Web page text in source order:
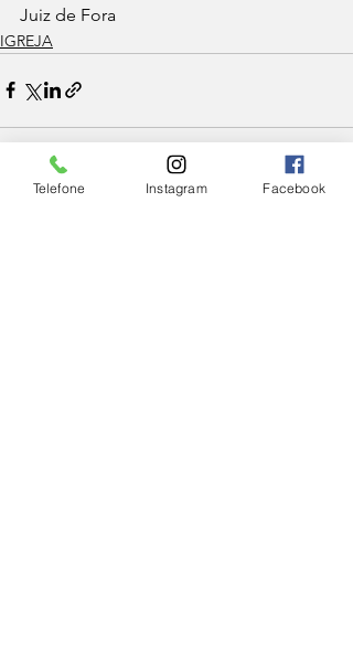
Juiz de Fora
IGREJA
Telefone Instagram Facebook